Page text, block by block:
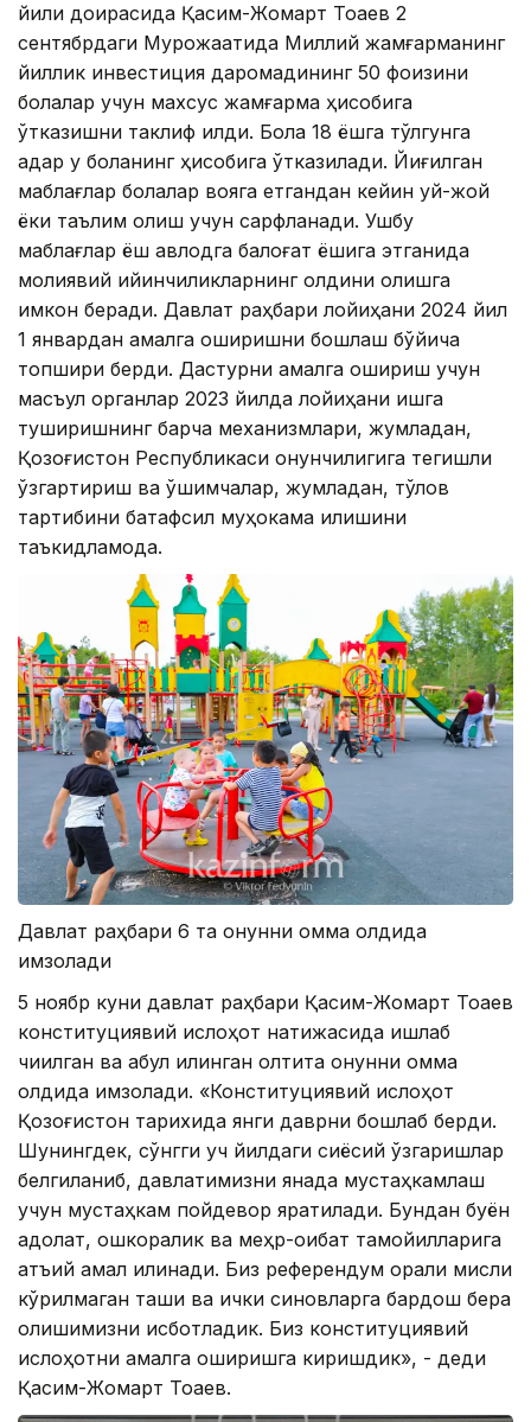
йили доирасида Қасим-Жомарт Тоқаев 2
сентябрдаги Мурожаатида Миллий жамғарманинг
йиллик инвестиция даромадининг 50 фоизини
болалар учун махсус жамғарма ҳисобига
ўтказишни таклиф қилди. Бола 18 ёшга тўлгунга
қадар у боланинг ҳисобига ўтказилади. Йиғилган
маблағлар болалар вояга етгандан кейин уй-жой
ёки таълим олиш учун сарфланади. Ушбу
маблағлар ёш авлодга балоғат ёшига этганида
молиявий қийинчиликларнинг олдини олишга
имкон беради. Давлат раҳбари лойиҳани 2024 йил
1 январдан амалга оширишни бошлаш бўйича
топшириқ берди. Дастурни амалга ошириш учун
масъул органлар 2023 йилда лойиҳани ишга
туширишнинг барча механизмлари, жумладан,
Қозоғистон Республикаси қонунчилигига тегишли
ўзгартириш ва қўшимчалар, жумладан, тўлов
тартибини батафсил муҳокама қилишини
таъкидламоқда.
Давлат раҳбари 6 та қонунни омма олдида
имзолади
5 ноябр куни давлат раҳбари Қасим-Жомарт Тоқаев
конституциявий ислоҳот натижасида ишлаб
чиқилган ва қабул қилинган олтита қонунни омма
олдида имзолади. «Конституциявий ислоҳот
Қозоғистон тарихида янги даврни бошлаб берди.
Шунингдек, сўнгги уч йилдаги сиёсий ўзгаришлар
белгиланиб, давлатимизни янада мустаҳкамлаш
учун мустаҳкам пойдевор яратилади. Бундан буён
адолат, ошкоралик ва меҳр-оқибат тамойилларига
қатъий амал қилинади. Биз референдум орқали мисли
кўрилмаган ташқи ва ички синовларга бардош бера
олишимизни исботладик. Биз конституциявий
ислоҳотни амалга оширишга киришдик», - деди
Қасим-Жомарт Тоқаев.